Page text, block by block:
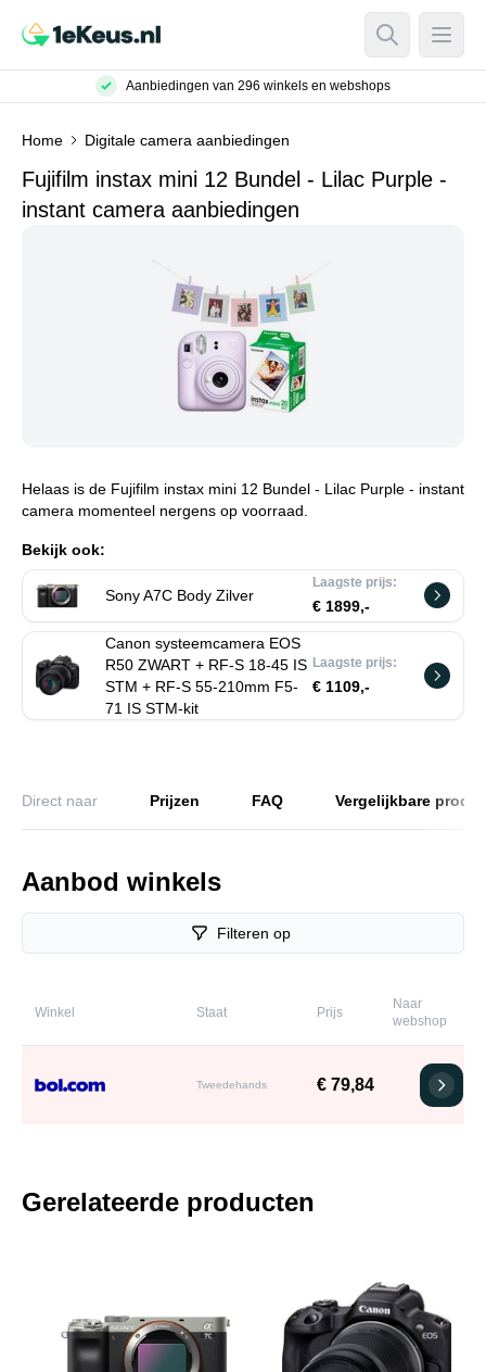
Open Open
Aanbiedingen van 296 winkels en webshops
Home Digitale camera aanbiedingen
Fujifilm instax mini 12 Bundel - Lilac Purple -
instant camera aanbiedingen
Helaas is de Fujifilm instax mini 12 Bundel - Lilac Purple - instant
camera momenteel nergens op voorraad.
Bekijk ook:
Sony A7C Body Zilver
Laagste prijs:
€ 1899,-
Canon systeemcamera EOS
R50 ZWART + RF-S 18-45 IS
STM + RF-S 55-210mm F5-
71 IS STM-kit
Laagste prijs:
€ 1109,-
Direct naar Prijzen FAQ Vergelijkbare
Aanbod winkels
Filteren op
Winkel Staat Prijs
Naar
webshop
Tweedehands € 79,84
Gerelateerde producten